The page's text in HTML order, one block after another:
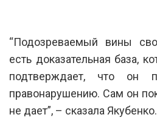
“Подозреваемый вины
есть доказательная база,
подтверждает, что он
правонарушению. Сам он
не дает”, – сказала Якубенко.